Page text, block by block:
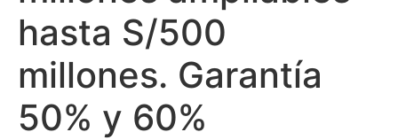
hasta S/500
millones. Garantía
50% y 60%